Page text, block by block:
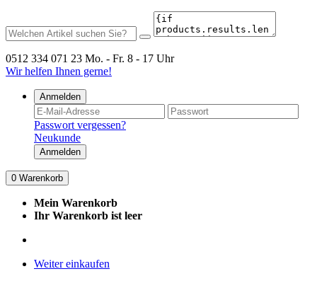
0512 334 071 23 Mo. - Fr. 8 - 17 Uhr
Wir helfen Ihnen gerne!
Anmelden
Passwort vergessen?
Neukunde
Anmelden
0 Warenkorb
Mein Warenkorb
Ihr Warenkorb ist leer
Weiter einkaufen